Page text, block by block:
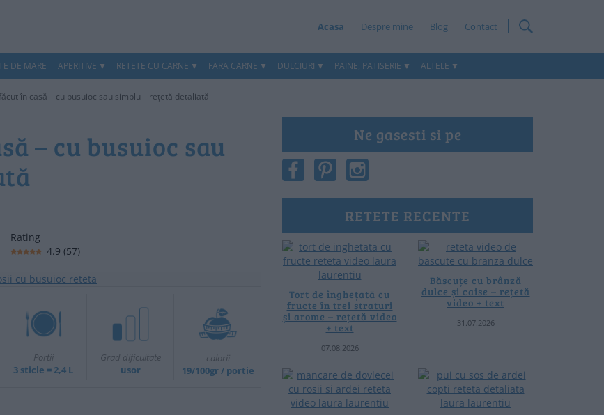
Acasa Despre mine Blog Contact
DE MARE APERITIVE RETETE CU CARNE FARA CARNE DULCIURI PAINE, PATISERIE ALTELE
în casă – cu busuioc sau simplu – rețetă detaliată
– cu busuioc sau
Rating
4.9 (57)
Portii
3 sticle = 2,4 L
Grad dificultate
usor
calorii
19/100gr / portie
Ne gasesti si pe
RETETE RECENTE
Tort de înghețată cu
fructe în trei straturi
și arome – rețetă video
+ text
07.08.2026
Băscuțe cu brânză
dulce și caise – rețetă
video + text
31.07.2026